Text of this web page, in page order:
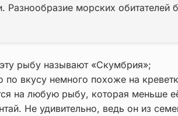
морских обитателей
рыбу называют «Скумбрия»;
вкусу немного похоже на
на любую рыбу, которая меньше
Не удивительно, ведь он из